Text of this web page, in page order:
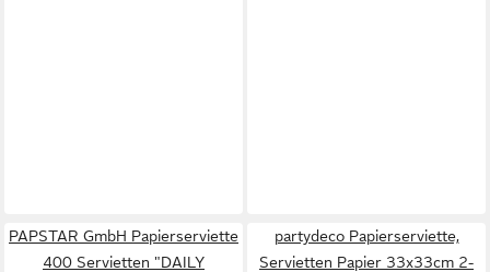
PAPSTAR GmbH Papierserviette
400 Servietten "DAILY
partydeco Papierserviette,
Servietten Papier 33x33cm 2-